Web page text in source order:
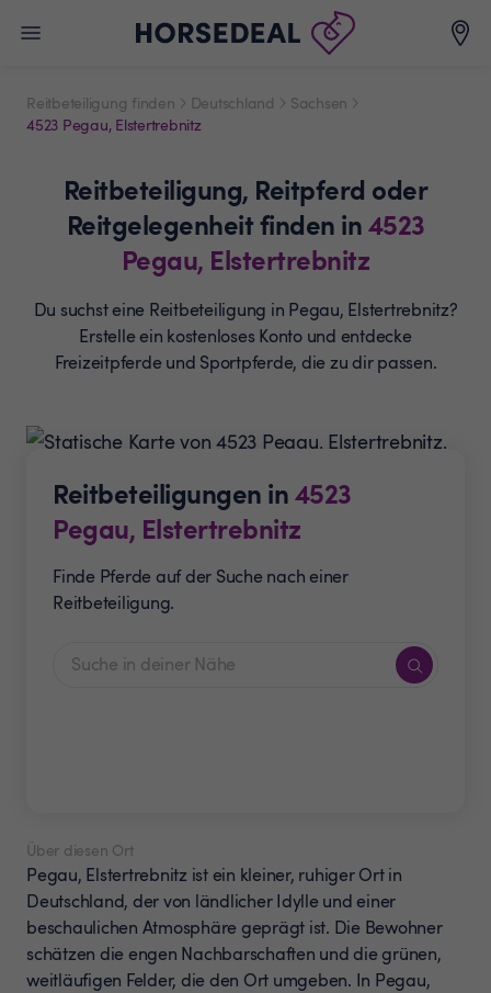
Reitbeteiligung finden Deutschland
Sachsen
4523 Pegau, Elstertrebnitz
Reitbeteiligung, Reitpferd oder
Reitgelegenheitfinden in4523
Pegau, Elstertrebnitz
Du suchst eine Reitbeteiligung in Pegau, Elstertrebnitz?
Erstelle ein kostenloses Konto und entdecke
Freizeitpferde und Sportpferde, die zu dir passen.
Reitbeteiligungen in4523
Pegau, Elstertrebnitz
Finde Pferde auf der Suche nach einer
Reitbeteiligung.
Über diesen Ort
Pegau, Elstertrebnitz ist ein kleiner, ruhiger Ort in
Deutschland, der von ländlicher Idylle und einer
beschaulichen Atmosphäre geprägt ist. Die Bewohner
schätzen die engen Nachbarschaften und die grünen,
weitläufigen Felder, die den Ort umgeben. In Pegau,